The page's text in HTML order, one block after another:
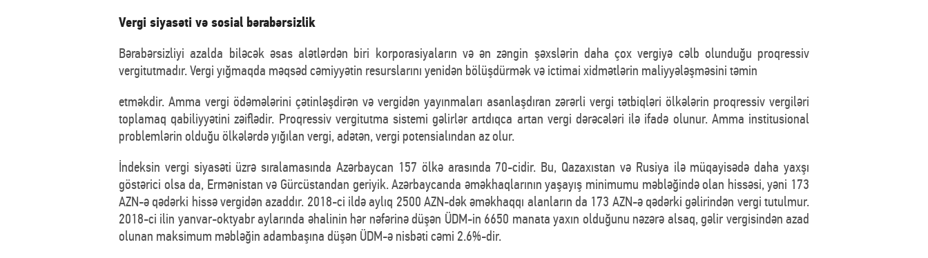
Vergi siyasəti və sosial bərabərsizlik
Bərabərsizliyi azalda biləcək əsas alətlərdən biri korporasiyaların və ən zəngin şəxslərin daha çox vergiyə cəlb olunduğu proqressiv
vergitutmadır. Vergi yığmaqda məqsəd cəmiyyətin resurslarını yenidən bölüşdürmək və ictimai xidmətlərin maliyyələşməsini təmin
etməkdir. Amma vergi ödəmələrini çətinləşdirən və vergidən yayınmaları asanlaşdıran zərərli vergi tətbiqləri ölkələrin proqressiv vergiləri
toplamaq qabiliyyətini zəiflədir. Proqressiv vergitutma sistemi gəlirlər artdıqca artan vergi dərəcələri ilə ifadə olunur. Amma institusional
problemlərin olduğu ölkələrdə yığılan vergi, adətən, vergi potensialından az olur.
İndeksin vergi siyasəti üzrə sıralamasında Azərbaycan 157 ölkə arasında 70-cidir. Bu, Qazaxıstan və Rusiya ilə müqayisədə daha yaxşı
göstərici olsa da, Ermənistan və Gürcüstandan geriyik. Azərbaycanda əməkhaqlarının yaşayış minimumu məbləğində olan hissəsi, yəni 173
AZN-ə qədərki hissə vergidən azaddır. 2018-ci ildə aylıq 2500 AZN-dək əməkhaqqı alanların da 173 AZN-ə qədərki gəlirindən vergi tutulmur.
2018-ci ilin yanvar-oktyabr aylarında əhalinin hər nəfərinə düşən ÜDM-in 6650 manata yaxın olduğunu nəzərə alsaq, gəlir vergisindən azad
olunan maksimum məbləğin adambaşına düşən ÜDM-ə nisbəti cəmi 2.6%-dir.